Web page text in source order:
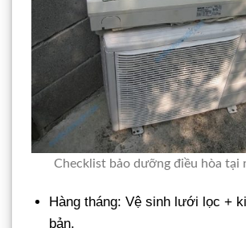
Checklist bảo dưỡng điều hòa tại
Hàng tháng: Vệ sinh lưới lọc +
bản.